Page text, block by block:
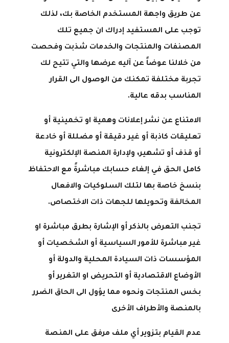
عن طريق واجهة المستخدم الخاصة بك، لذلك
توجب على المستفيد إدراك ان جميع تلك
المصنفات والمنتجات والخدمات شذبت وفحصت
من خلالنا عوضاً عن آليه عرضها والتي تتيح لك
تجربة مختلفة تمكنك من الوصول الى القرار
المناسب بدقه عالية.
الامتناع عن نشر إعلانات وهمية او تخمينية أو
تعليقات كاذبة أو غير دقيقة أو مضللة أو خادعة
أو قذف أو تشهير، ولإدارة المنصة الإلكترونية
كامل الحق في إلغاء حسابك مباشرةً مع الاحتفاظ
بنسخ خاصة بها لتلك السلوكيات والافعال
المخالفة وتحويلها للجهات ذات الاختصاص.
تجنب التعرض بالذكر أو الإشارة بطرق مباشرة او
غير مباشرة للأمور السياسية أو الشخصيات أو
المؤسسات ذات السيادة المحلية والدولة أو
الأوضاع الاقتصادية أو التحريض او التغرير أو
بخس المنتجات ونحوه مما يؤول الى الحاق الضرر
بالمنصة والأطراف الأخرى
عدم القيام بتزوير أي ملف مرفق على المنصة